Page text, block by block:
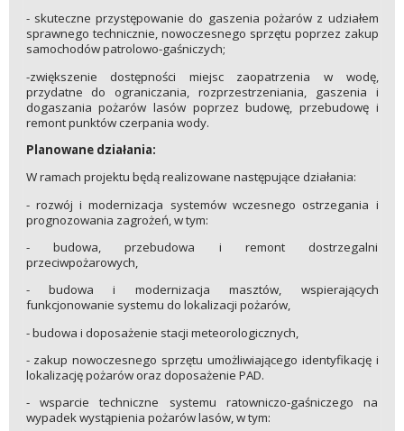
- skuteczne przystępowanie do gaszenia pożarów z udziałem
sprawnego technicznie, nowoczesnego sprzętu poprzez zakup
samochodów patrolowo-gaśniczych;
-zwiększenie dostępności miejsc zaopatrzenia w wodę,
przydatne do ograniczania, rozprzestrzeniania, gaszenia i
dogaszania pożarów lasów poprzez budowę, przebudowę i
remont punktów czerpania wody.
Planowane działania:
W ramach projektu będą realizowane następujące działania:
- rozwój i modernizacja systemów wczesnego ostrzegania i
prognozowania zagrożeń, w tym:
- budowa, przebudowa i remont dostrzegalni
przeciwpożarowych,
- budowa i modernizacja masztów, wspierających
funkcjonowanie systemu do lokalizacji pożarów,
- budowa i doposażenie stacji meteorologicznych,
- zakup nowoczesnego sprzętu umożliwiającego identyfikację i
lokalizację pożarów oraz doposażenie PAD.
- wsparcie techniczne systemu ratowniczo-gaśniczego na
wypadek wystąpienia pożarów lasów, w tym: